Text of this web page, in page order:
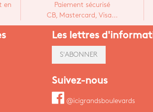
en
Paiement sécurisé
CB, Mastercard, Visa...
Les lettres
S'ABONNER
Suivez-nous
@icigrandsboulevards